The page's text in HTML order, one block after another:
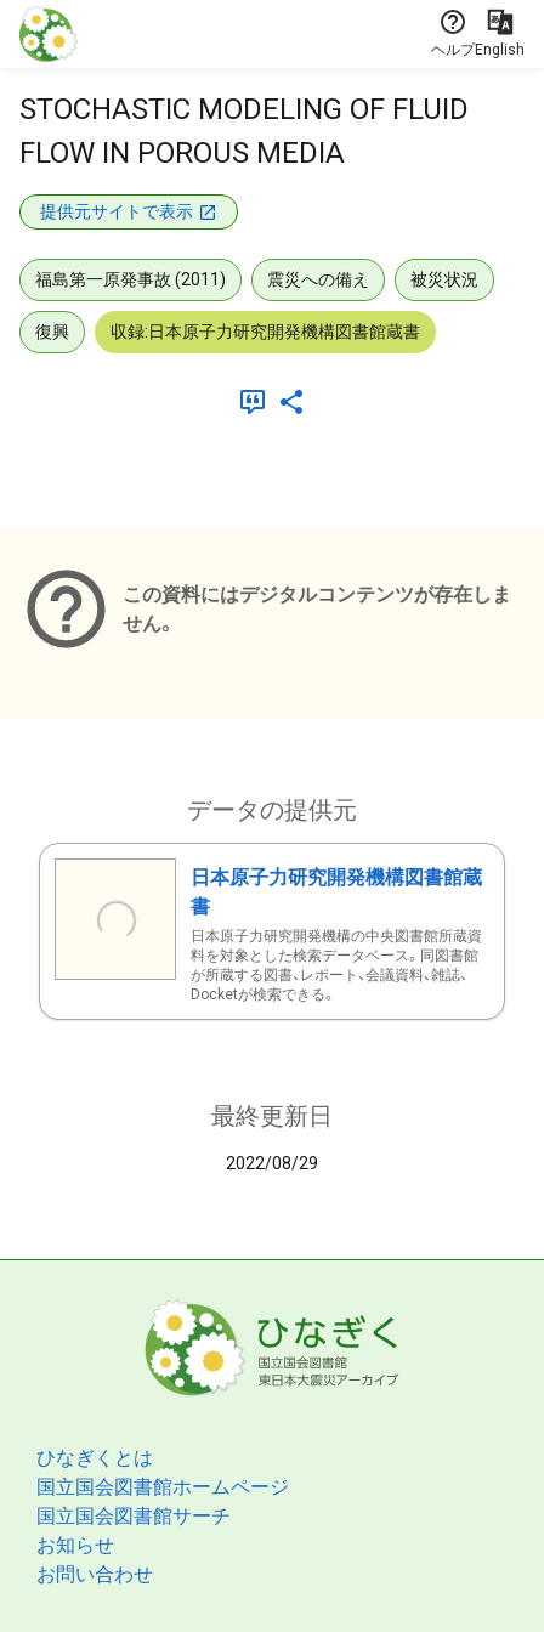
本文に飛ぶ
ヘルプEnglish
STOCHASTIC MODELING OF FLUID
FLOW IN POROUS MEDIA
提供元サイトで表示
福島第一原発事故 (2011) 震災への備え 被災状況
復興 収録:日本原子力研究開発機構図書館蔵書
この資料にはデジタルコンテンツが存在しま
せん。
データの提供元
日本原子力研究開発機構図書館蔵
書
日本原子力研究開発機構の中央図書館所蔵資
料を対象とした検索データベース。同図書館
が所蔵する図書、レポート、会議資料、雑誌、
Docketが検索できる。
最終更新日
2022/08/29
ひなぎくとは
国立国会図書館ホームページ
国立国会図書館サーチ
お知らせ
お問い合わせ